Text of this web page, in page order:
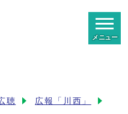
メニュー
聴 広報「川西」